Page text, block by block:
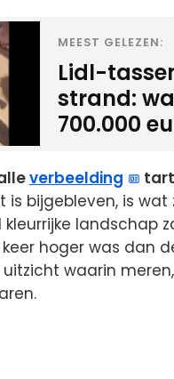
MEEST GELEZEN:
Lidl-
strand:
700.000
verbeelding
tart
bijgebleven, is
landschap
hoger was dan
waarin